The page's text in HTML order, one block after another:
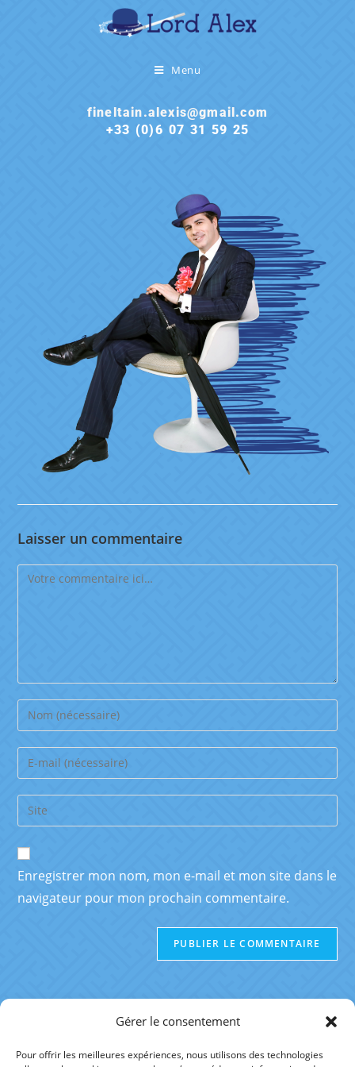
Gérer le consentement
Pour offrir les meilleures expériences, nous utilisons des technologies
Menu
fineltain.alexis@gmail.com
+33 (0)6 07 31 59 25
Laisser un commentaire
Enregistrer mon nom, mon e-mail et mon site dans le
navigateur pour mon prochain commentaire.